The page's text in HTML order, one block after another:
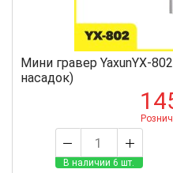
Мини гравер YaxunYX-
насадок)
В наличии 6 шт.